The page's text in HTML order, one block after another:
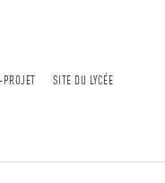
SITE DU LYCÉE